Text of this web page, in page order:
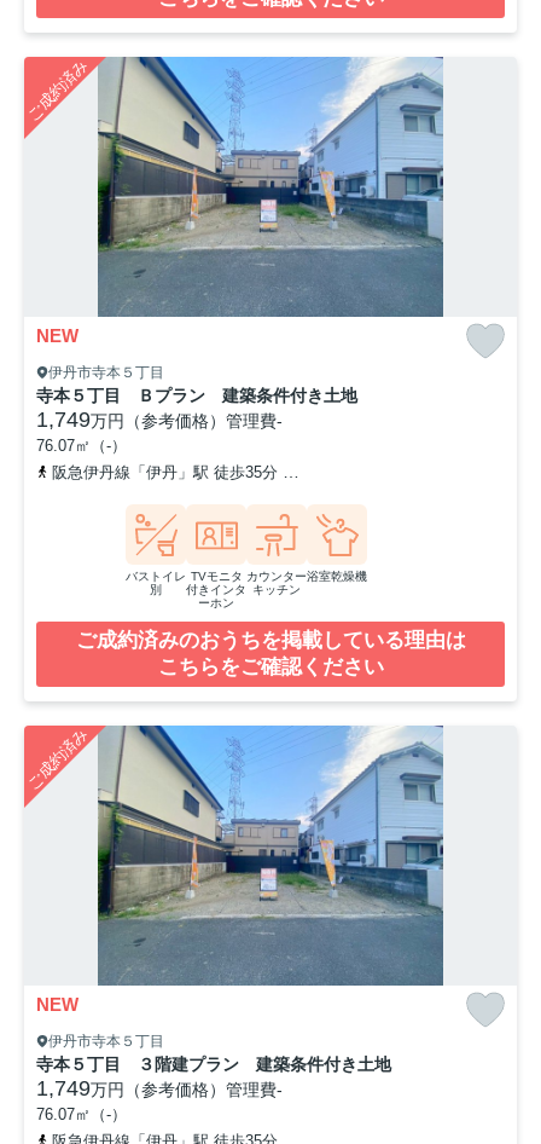
ご成約済み
NEW
伊丹市寺本５丁目
寺本５丁目 Ｂプラン 建築条件付き土地
1,749万円（参考価格） 管理費-
76.07㎡（-）
阪急伊丹線「伊丹」駅 徒歩35分
バストイレ
別
TVモニタ
付きインタ
ーホン
カウンター
キッチン
浴室乾燥機
ご成約済みのおうちを掲載している理由は
こちらをご確認ください
ご成約済み
NEW
伊丹市寺本５丁目
寺本５丁目 ３階建プラン 建築条件付き土地
1,749万円（参考価格） 管理費-
76.07㎡（-）